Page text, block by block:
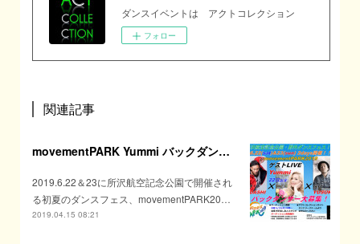
ダンスイベントは アクトコレクション
フォロー
関連記事
movementPARK Yummi バックダンサー募集！
2019.6.22＆23に所沢航空記念公園で開催され
る初夏のダンスフェス、movementPARK20…
2019.04.15 08:21